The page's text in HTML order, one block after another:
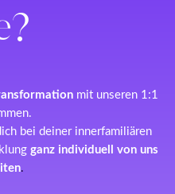
mit unseren 1:1
bei deiner innerfamiliären
ganz individuell von uns
.